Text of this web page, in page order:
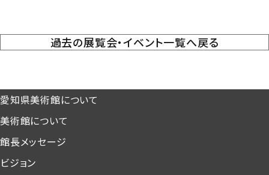
過去の展覧会・イベント一覧へ戻る
愛知県美術館について
美術館について
館長メッセージ
ビジョン